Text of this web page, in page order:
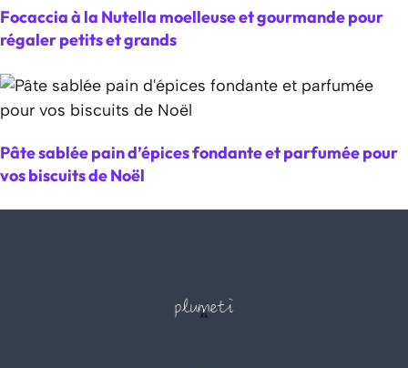
Focaccia à la Nutella moelleuse et gourmande pour
régaler petits et grands
Pâte sablée pain d’épices fondante et parfumée pour
vos biscuits de Noël